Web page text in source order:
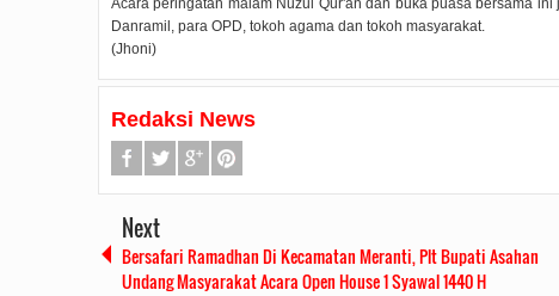
Acara peringatan malam Nuzul Qur'an dan buka puasa bersama
Danramil, para OPD, tokoh agama dan tokoh masyarakat.
(Jhoni)
Redaksi News
Next
Bersafari Ramadhan Di Kecamatan Meranti, Plt Bupati Asahan
Undang Masyarakat Acara Open House 1 Syawal 1440 H